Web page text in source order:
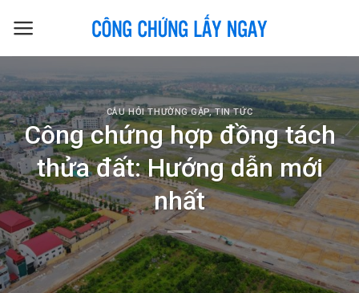
CÂU HỎI THƯỜNG GẶP,TIN TỨC
Công chứng hợp đồng tách
thửa đất: Hướng dẫn mới
nhất